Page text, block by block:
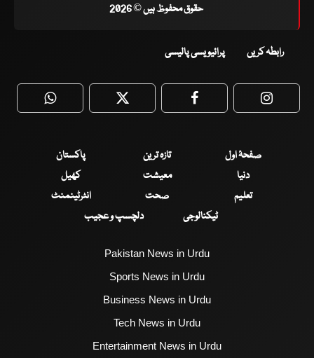
حقوق محفوظ ہیں © 2026
رابطہ کریں پرائیویسی پالیسی
WhatsApp Twitter Facebook
صفحۂ اول تازہ ترین
پاکستان
دنیا
معیشت
کھیل
تعلیم
صحت
انٹرٹینمنٹ
ٹیکنالوجی
دلچسپ و عجیب
Pakistan News in Urdu
Sports News in Urdu
Business News in Urdu
Tech News in Urdu
Entertainment News in Urdu